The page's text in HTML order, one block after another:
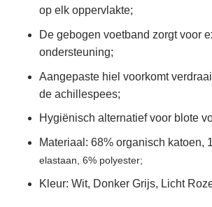
op elk oppervlakte;
De gebogen voetband zorgt voor
ondersteuning;
Aangepaste hiel voorkomt
de achillespees;
Hygiënisch alternatief voor blote
Materiaal: 68% organisch katoen,
elastaan, 6% polyester;
Kleur: Wit, Donker Grijs, Licht